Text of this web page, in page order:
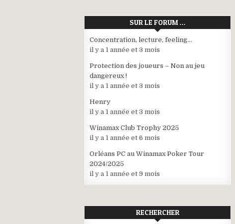
SUR LE FORUM …
Concentration, lecture, feeling…
il y a 1 année et 3 mois
Protection des joueurs – Non au jeu
dangereux !
il y a 1 année et 3 mois
Henry
il y a 1 année et 3 mois
Winamax Club Trophy 2025
il y a 1 année et 6 mois
Orléans PC au Winamax Poker Tour
2024/2025
il y a 1 année et 9 mois
RECHERCHER